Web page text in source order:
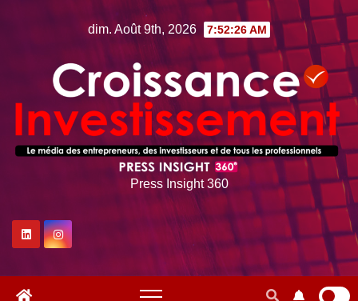
dim. Août 9th, 2026 7:52:27 AM
Press Insight 360